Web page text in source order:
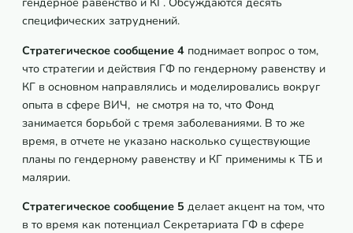
специфических затруднений.
Стратегическое сообщение 4 поднимает вопрос о том,
что стратегии и действия ГФ по гендерному равенству и
КГ в основном направлялись и моделировались вокруг
опыта в сфере ВИЧ, не смотря на то, что Фонд
занимается борьбой с тремя заболеваниями. В то же
время, в отчете не указано насколько существующие
планы по гендерному равенству и КГ применимы к ТБ и
малярии.
Стратегическое сообщение 5 делает акцент на том, что
в то время как потенциал Секретариата ГФ в сфере